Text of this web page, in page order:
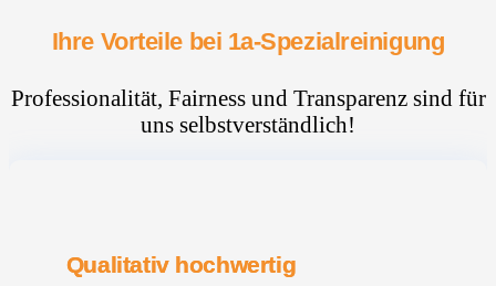
Ihre Vorteile bei 1a-Spezialreinigung
Professionalität, Fairness und Transparenz sind für
uns selbstverständlich!
Qualitativ hochwertig